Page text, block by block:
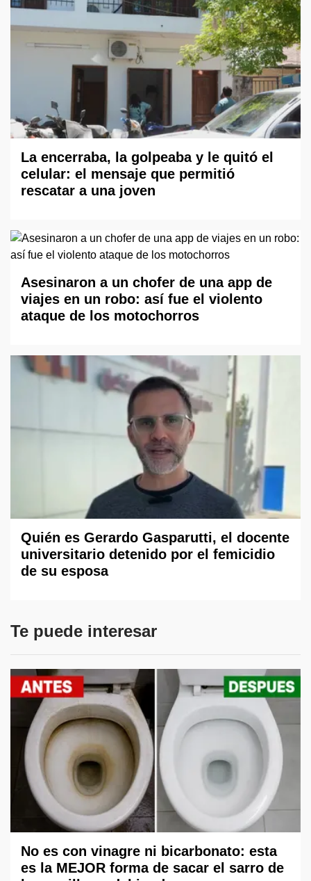
La encerraba, la golpeaba y le quitó el
celular: el mensaje que permitió
rescatar a una joven
Asesinaron a un chofer de una app de
viajes en un robo: así fue el violento
ataque de los motochorros
Quién es Gerardo Gasparutti, el docente
universitario detenido por el femicidio
de su esposa
Te puede interesar
No es con vinagre ni bicarbonato: esta
es la MEJOR forma de sacar el sarro de